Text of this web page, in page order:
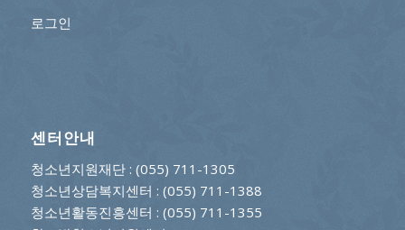
로그인
센터안내
청소년지원재단: (055) 711-1305
청소년상담복지센터 : (055) 711-1388
청소년활동진흥센터 : (055) 711-1355